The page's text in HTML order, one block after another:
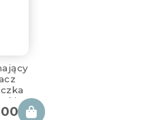
zł